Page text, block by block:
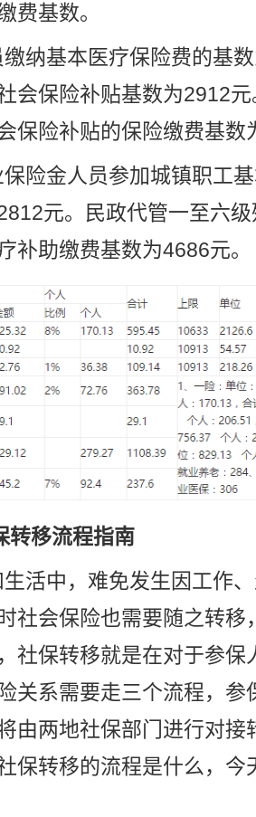
费基数。
纳基本医疗保险费的基
会保险补贴基数为2912
保险补贴的保险缴费基数
险金人员参加城镇职工
元。民政代管一至六
补助缴费基数为4686元。
转移流程指南
活中，难免发生因工作
社会保险也需要随之转移
社保转移就是在对于参保
关系需要走三个流程，参
由两地社保部门进行对接
保转移的流程是什么，今